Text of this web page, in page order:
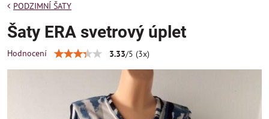
PODZIMNÍ ŠATY
Šaty ERA svetrový úplet
Hodnocení 3.33/5 (3x)